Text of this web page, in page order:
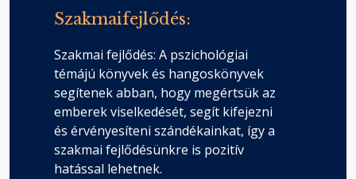
Szakmaifejlődés:
Szakmai fejlődés: A pszichológiai
témájú könyvek és hangoskönyvek
segítenek abban, hogy megértsük az
emberek viselkedését, segít kifejezni
és érvényesíteni szándékainkat, így a
szakmai fejlődésünkre is pozitív
hatással lehetnek.